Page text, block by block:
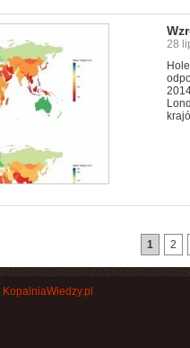
28
1 2
KopalniaWiedzy.pl